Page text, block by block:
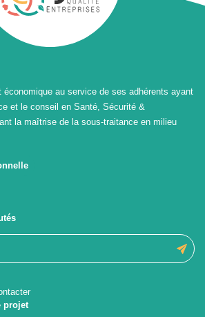
économique au service de ses adhérents ayant
et le conseil en Santé, Sécurité &
la maîtrise de la sous-traitance en milieu
projet